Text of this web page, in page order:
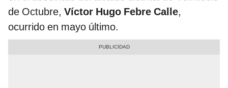
de Octubre, Víctor Hugo Febre Calle,
ocurrido en mayo último.